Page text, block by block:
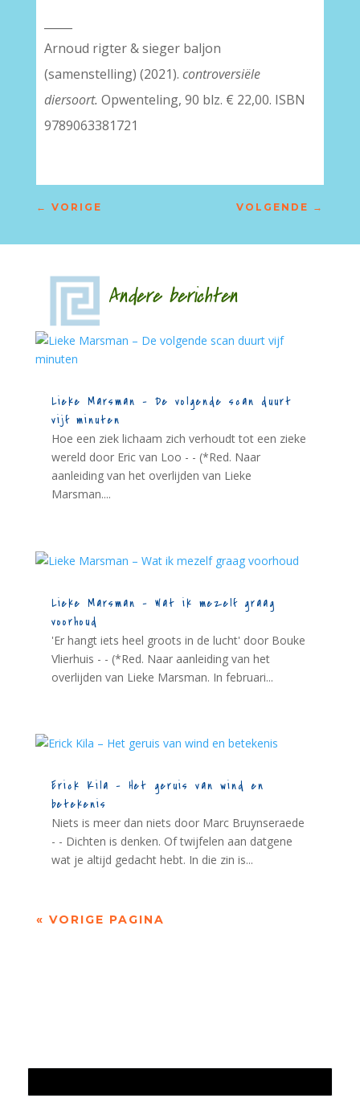
Arnoud rigter & sieger baljon
(samenstelling) (2021). controversiële
diersoort. Opwenteling, 90 blz. € 22,00. ISBN
9789063381721
← VORIGE VOLGENDE →
Andere berichten
Lieke Marsman – De volgende scan duurt
vijf minuten
Hoe een ziek lichaam zich verhoudt tot een zieke
wereld door Eric van Loo - - (*Red. Naar
aanleiding van het overlijden van Lieke
Marsman....
Lieke Marsman – Wat ik mezelf graag
voorhoud
'Er hangt iets heel groots in de lucht' door Bouke
Vlierhuis - - (*Red. Naar aanleiding van het
overlijden van Lieke Marsman. In februari...
Erick Kila – Het geruis van wind en
betekenis
Niets is meer dan niets door Marc Bruynseraede
- - Dichten is denken. Of twijfelen aan datgene
wat je altijd gedacht hebt. In die zin is...
« VORIGE PAGINA